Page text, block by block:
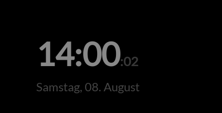
14:00:02
Samstag, 08. August